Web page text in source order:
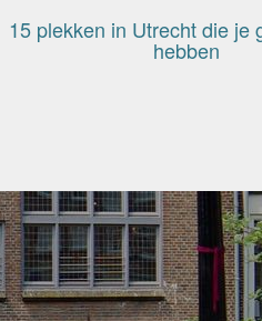
15 plekken in Utrecht die je
hebben